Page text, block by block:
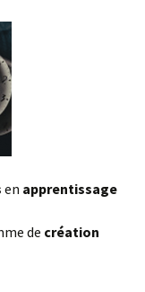
en apprentissage
de création